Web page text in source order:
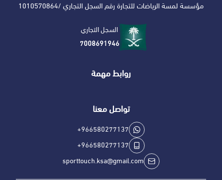
مؤسسة لمسة الرياضات للتجارة رقم السجل التجاري /1010570864
السجل التجاري
7008691946
روابط مهمة
تواصل معنا
+966580277137
+966580277137
sporttouch.ksa@gmail.com